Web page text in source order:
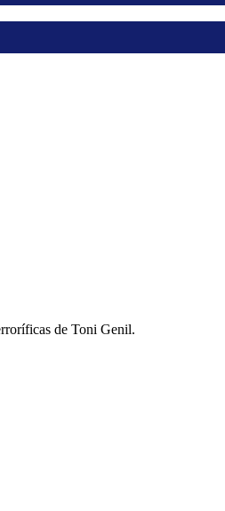
de Toni Genil.